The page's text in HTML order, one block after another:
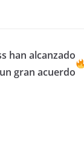
han alcanzado
un gran acuerdo